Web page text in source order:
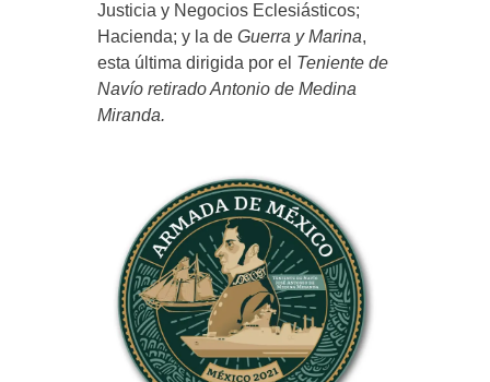
Justicia y Negocios Eclesiásticos;
Hacienda; y la de Guerra y Marina,
esta última dirigida por el Teniente de
Navío retirado Antonio de Medina
Miranda.